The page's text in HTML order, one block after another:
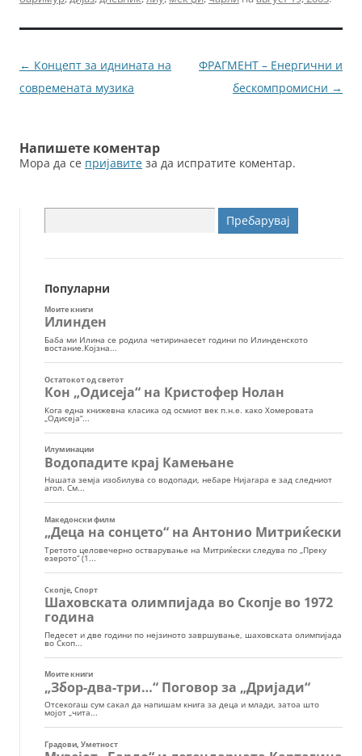
e
b
o
o
er l e
n
g
Навигација
за
← Концепт за иднината на
современата музика
ФРАГМЕНТ – Енергични и
бескомпромисни →
Напишете коментар
Мора да се пријавите за да испратите коментар.
за:
Популарни